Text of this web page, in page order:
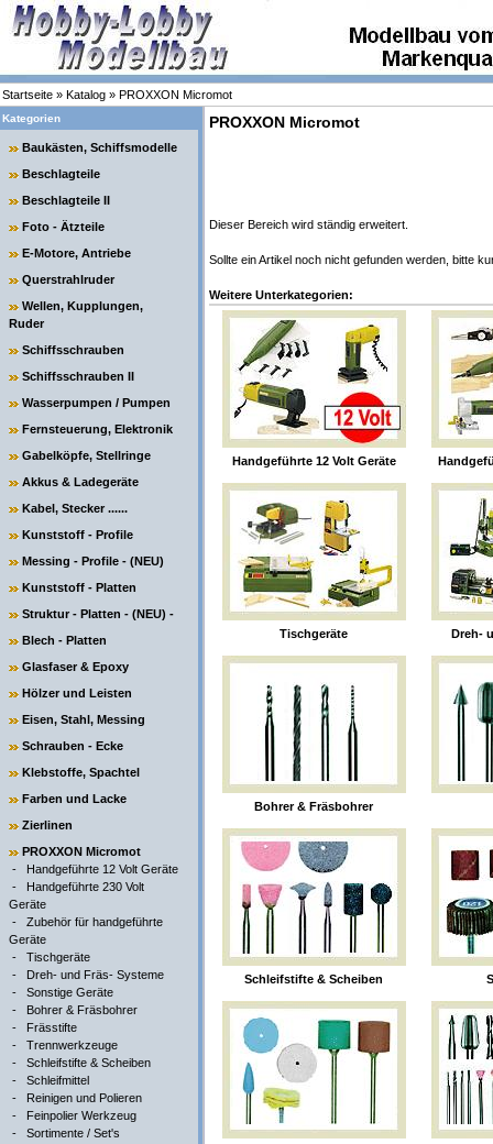
Startseite » Katalog » PROXXON Micromot
Kategorien
Baukästen, Schiffsmodelle
Beschlagteile
Beschlagteile II
Foto - Ätzteile
E-Motore, Antriebe
Querstrahlruder
Wellen, Kupplungen,
Ruder
Schiffsschrauben
Schiffsschrauben II
Wasserpumpen / Pumpen
Fernsteuerung, Elektronik
Gabelköpfe, Stellringe
Akkus & Ladegeräte
Kabel, Stecker ......
Kunststoff - Profile
Messing - Profile - (NEU)
Kunststoff - Platten
Struktur - Platten - (NEU) -
Blech - Platten
Glasfaser & Epoxy
Hölzer und Leisten
Eisen, Stahl, Messing
Schrauben - Ecke
Klebstoffe, Spachtel
Farben und Lacke
Zierlinen
PROXXON Micromot
- Handgeführte 12 Volt Geräte
- Handgeführte 230 Volt
Geräte
- Zubehör für handgeführte
Geräte
- Tischgeräte
- Dreh- und Fräs- Systeme
- Sonstige Geräte
- Bohrer & Fräsbohrer
- Frässtifte
- Trennwerkzeuge
- Schleifstifte & Scheiben
- Schleifmittel
- Reinigen und Polieren
- Feinpolier Werkzeug
- Sortimente / Set's
PROXXON Micromot
Dieser Bereich wird ständig erweitert.
Sollte ein Artikel noch nicht gefunden werden, bitte
Weitere Unterkategorien:
Handgeführte 12 Volt Geräte
Tischgeräte Dreh-
Bohrer & Fräsbohrer
Schleifstifte & Scheiben